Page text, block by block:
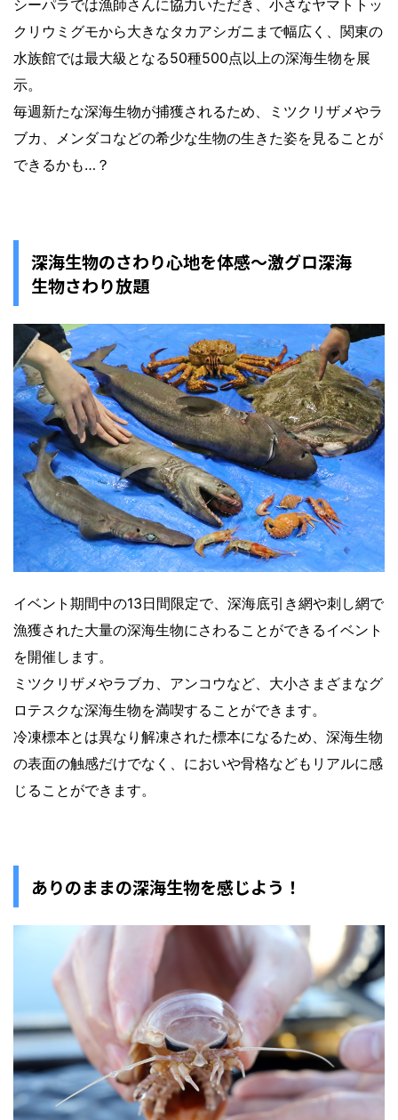
シーパラでは漁師さんに協力いただき、小さなヤマトトッ
クリウミグモから大きなタカアシガニまで幅広く、関東の
水族館では最大級となる50種500点以上の深海生物を展
示。
毎週新たな深海生物が捕獲されるため、ミツクリザメやラ
ブカ、メンダコなどの希少な生物の生きた姿を見ることが
できるかも…？
深海生物のさわり心地を体感〜激グロ深海
生物さわり放題
イベント期間中の13日間限定で、深海底引き網や刺し網で
漁獲された大量の深海生物にさわることができるイベント
を開催します。
ミツクリザメやラブカ、アンコウなど、大小さまざまなグ
ロテスクな深海生物を満喫することができます。
冷凍標本とは異なり解凍された標本になるため、深海生物
の表面の触感だけでなく、においや骨格などもリアルに感
じることができます。
ありのままの深海生物を感じよう！